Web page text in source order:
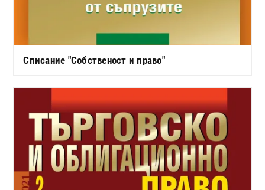
Списание "Собственост и право"